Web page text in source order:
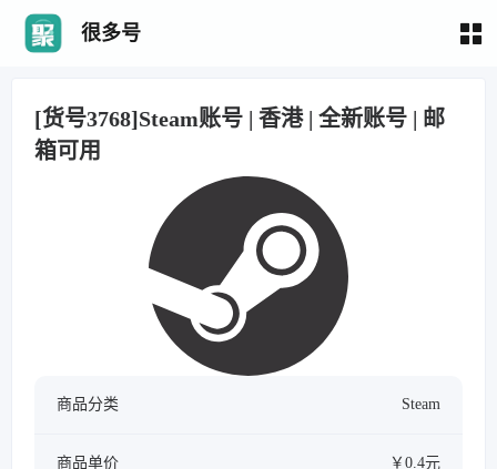
很多号
[货号3768]Steam账号 | 香港 | 全新账号 | 邮
箱可用
商品分类 Steam
商品单价 ￥0.4元